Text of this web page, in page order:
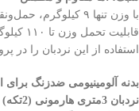
با وزن تنها ۹
قابلیت
استفاده از این نردبان را در
بدنه آلومینیومی ضدزنگ
نردبان 3متری هارمونی (2تکه)